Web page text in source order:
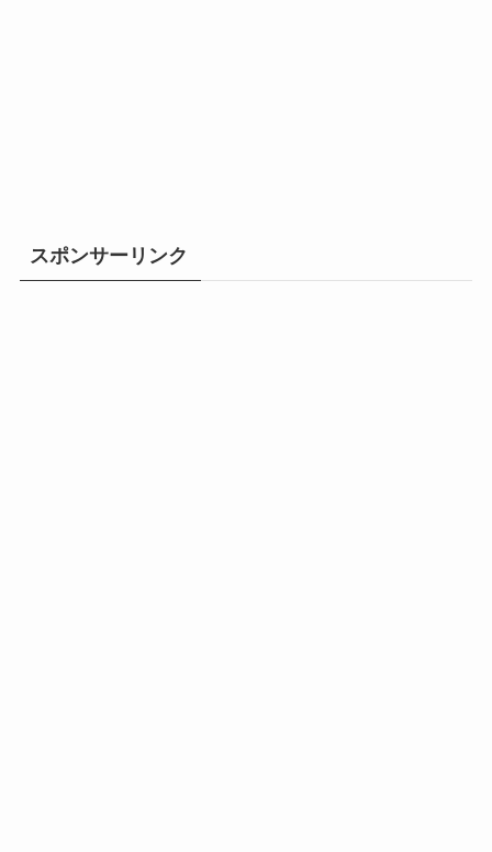
スポンサーリンク